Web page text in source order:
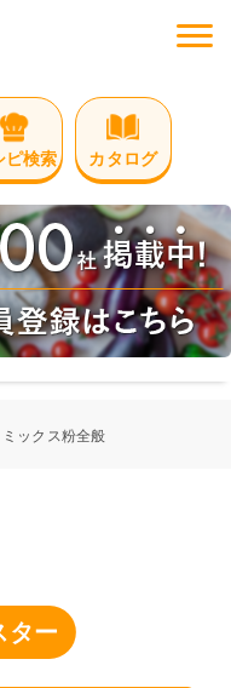
ピ検索 カタログ
ミックス粉全般
ター